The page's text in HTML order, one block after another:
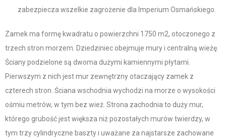
zabezpiecza wszelkie zagrożenie dla Imperium Osmańskiego.
Zamek ma formę kwadratu o powierzchni 1750 m2, otoczonego z
trzech stron morzem. Dziedziniec obejmuje mury i centralną wieżę.
Ściany podzielone są dwoma dużymi kamiennymi płytami.
Pierwszym z nich jest mur zewnętrzny otaczający zamek z
czterech stron. Ściana wschodnia wychodzi na morze o wysokości
ośmiu metrów, w tym bez wież. Strona zachodnia to duży mur,
którego grubość jest większa niż pozostałych murów twierdzy, w
tym trzy cylindryczne baszty i uważane za najstarsze zachowane